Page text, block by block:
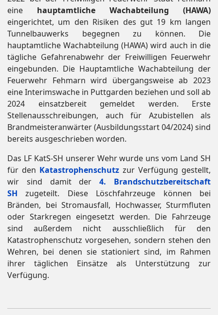
eine hauptamtliche Wachabteilung (HAWA)
eingerichtet, um den Risiken des gut 19 km langen
Tunnelbauwerks begegnen zu können. Die
hauptamtliche Wachabteilung (HAWA) wird auch in die
tägliche Gefahrenabwehr der Freiwilligen Feuerwehr
eingebunden. Die Hauptamtliche Wachabteilung der
Feuerwehr Fehmarn wird übergangsweise ab 2023
eine Interimswache in Puttgarden beziehen und soll ab
2024 einsatzbereit gemeldet werden. Erste
Stellenausschreibungen, auch für Azubistellen als
Brandmeisteranwärter (Ausbildungsstart 04/2024) sind
bereits ausgeschrieben worden.
Das LF KatS-SH unserer Wehr wurde uns vom Land SH
für den Katastrophenschutz zur Verfügung gestellt,
wir sind damit der4. Brandschutzbereitschaft
SH zugeteilt. Diese Löschfahrzeuge können bei
Bränden, bei Stromausfall, Hochwasser, Sturmfluten
oder Starkregen eingesetzt werden. Die Fahrzeuge
sind außerdem nicht ausschließlich für den
Katastrophenschutz vorgesehen, sondern stehen den
Wehren, bei denen sie stationiert sind, im Rahmen
ihrer täglichen Einsätze als Unterstützung zur
Verfügung.